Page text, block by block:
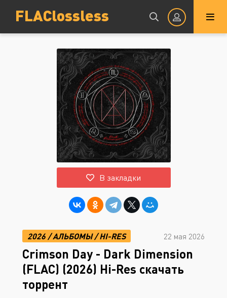
FLAClossless
Авторизация
Запомнить
ВОЙТИ НА САЙТ
Восстановить пароль
Или войти через
В закладки
2026 /АЛЬБОМЫ/HI-RES 22 мая 2026
Crimson Day - Dark Dimension
(FLAC) (2026) Hi-Res скачать
торрент